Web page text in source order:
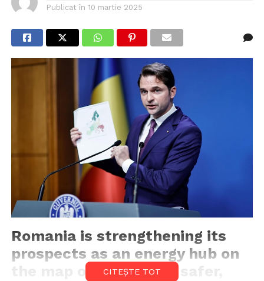
Publicat în 10 martie 2025
Romania is strengthening its
prospects as an energy hub on
the map of Europe for safer,
CITEȘTE TOT